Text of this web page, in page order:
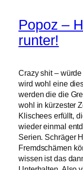
Popoz –
runter!
Crazy shit –
wird wohl eine
werden die die
wohl in kürzester
Klischees erfüllt,
wieder einmal
Serien. Schräger
Fremdschämen
wissen ist das